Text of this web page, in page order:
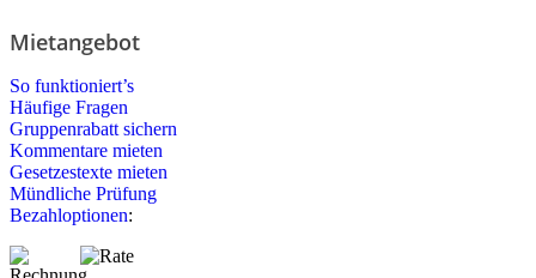
Mietangebot
So funktioniert’s
Häufige Fragen
Gruppenrabatt sichern
Kommentare mieten
Gesetzestexte mieten
Mündliche Prüfung
Bezahloptionen: